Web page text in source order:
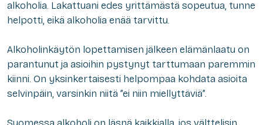
alkoholia. Lakattuani edes yrittämästä sopeutua, tunne
helpotti, eikä alkoholia enää tarvittu.
Alkoholinkäytön lopettamisen jälkeen elämänlaatu on
parantunut ja asioihin pystynyt tarttumaan paremmin
kiinni. On yksinkertaisesti helpompaa kohdata asioita
selvinpäin, varsinkin niitä ”ei niin miellyttäviä”.